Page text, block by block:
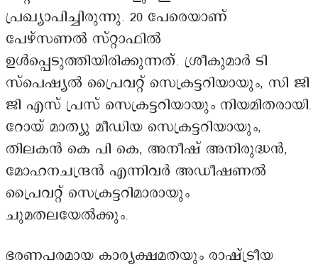
പ്രഖ്യാപിച്ചിരുന്നു. 20 പേരെയാണ്
പേഴ്‌സണൽ സ്റ്റാഫിൽ
ഉൾപ്പെടുത്തിയിരിക്കുന്നത്. ശ്രീകുമാർ ടി
സ്പെഷ്യൽ പ്രൈവറ്റ് സെക്രട്ടറിയായും, സി ജി
ജി എസ് പ്രസ് സെക്രട്ടറിയായും നിയമിതരായി.
റോയ് മാത്യു മീഡിയ സെക്രട്ടറിയായും,
തിലകൻ കെ പി കെ, അനീഷ് അനിരുദ്ധൻ,
മോഹനചന്ദ്രൻ എന്നിവർ അഡീഷണൽ
പ്രൈവറ്റ് സെക്രട്ടറിമാരായും
ചുമതലയേൽക്കും.
ഭരണപരമായ കാര്യക്ഷമതയും രാഷ്ട്രീയ